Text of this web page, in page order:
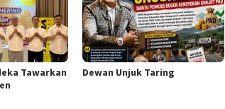
Tawarkan
Dewan Unjuk Taring